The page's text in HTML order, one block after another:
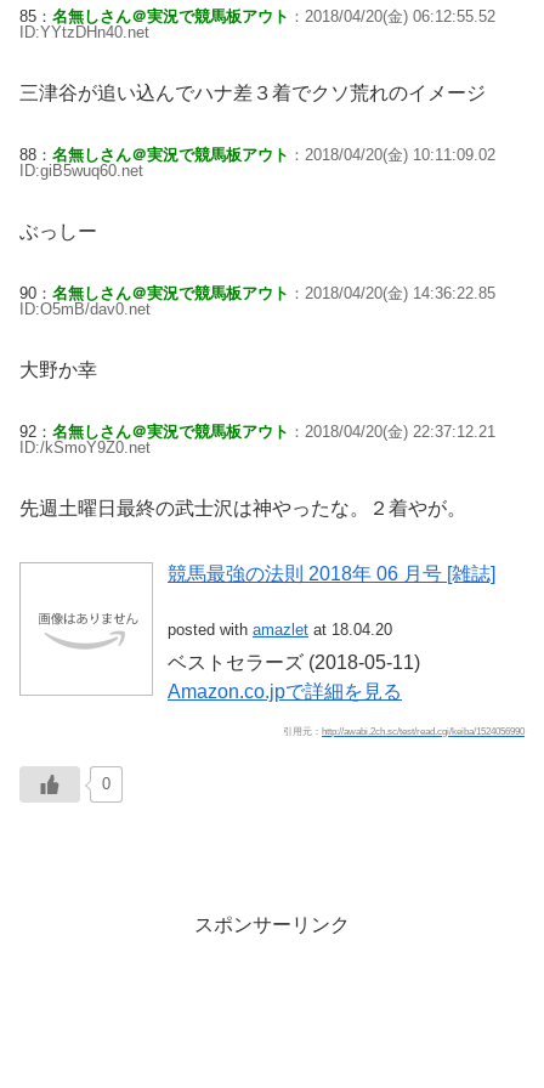
85： 名無しさん＠実況で競馬板アウト ：2018/04/20(金) 06:12:55.52
ID:YYtzDHn40.net
三津谷が追い込んでハナ差３着でクソ荒れのイメージ
88： 名無しさん＠実況で競馬板アウト ：2018/04/20(金) 10:11:09.02
ID:giB5wuq60.net
ぶっしー
90： 名無しさん＠実況で競馬板アウト ：2018/04/20(金) 14:36:22.85
ID:O5mB/dav0.net
大野か幸
92： 名無しさん＠実況で競馬板アウト ：2018/04/20(金) 22:37:12.21
ID:/kSmoY9Z0.net
先週土曜日最終の武士沢は神やったな。２着やが。
競馬最強の法則 2018年 06 月号 [雑誌]
posted with amazlet at 18.04.20
ベストセラーズ (2018-05-11)
Amazon.co.jpで詳細を見る
引用元： http://awabi.2ch.sc/test/read.cgi/keiba/1524056990
0
スポンサーリンク